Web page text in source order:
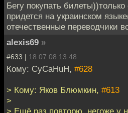
Бегу покупать
придется на украинском
отечественные переводчики
alexis69 »
#633 | 18.07.08 13:48
Кому: CyCaHuH, #628
> Кому: Яков Блюмкин, #613
>